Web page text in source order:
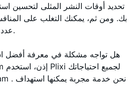
تحديد أوقات النشر المثلى لتحسين
بك. ومن ثم، يمكنك التغلب على
عدد من الجمهور في السوق.
هل تواجه مشكلة في معرفة أفضل